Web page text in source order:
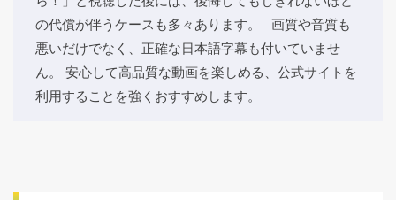
の代償が伴うケースも多々あります。 画質や音質も
悪いだけでなく、正確な日本語字幕も付いていませ
ん。 安心して高品質な動画を楽しめる、公式サイトを
利用することを強くおすすめします。